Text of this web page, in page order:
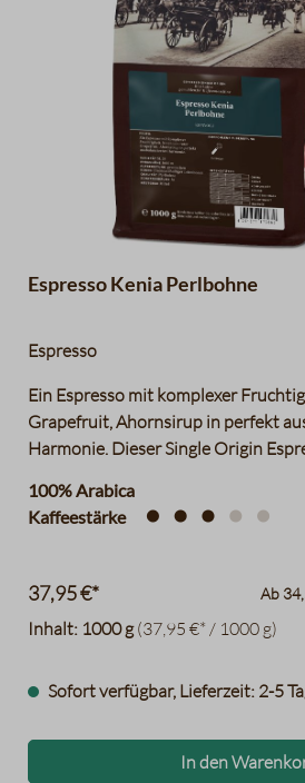
Espresso Kenia Perlbohne
Espresso
Ein Espresso mit komplexer
Grapefruit, Ahornsirup in perfekt
Harmonie. Dieser Single Origin
werden diese vorsichtig herausgearbeitet - es
zartfruchtiger, lebendiger Espresso.
100% Arabica
Kaffeestärke
Inhalt: 1000 g(37,95 €* / 1000 g)
37,95 €* Ab
Sofort verfügbar, Lieferzeit: 2-5
In den